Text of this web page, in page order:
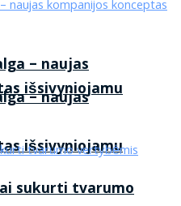
– naujas
išsivyniojamu
– naujas
išsivyniojamu
sukurti tvarumo